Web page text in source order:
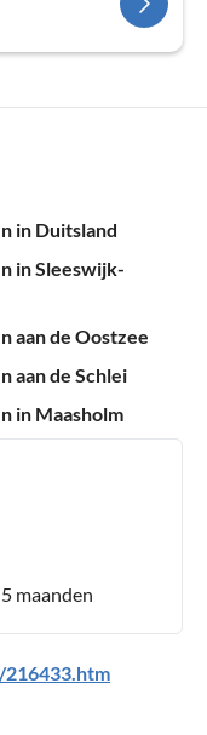
in Duitsland
in Sleeswijk-
aan de Oostzee
aan de Schlei
in Maasholm
maanden